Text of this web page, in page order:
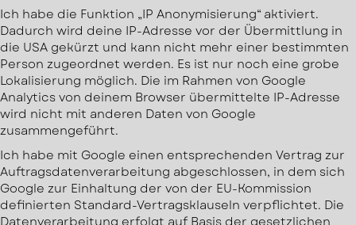
Ich habe die Funktion „IP Anonymisierung“ aktiviert.
Dadurch wird deine IP-Adresse vor der Übermittlung in
die USA gekürzt und kann nicht mehr einer bestimmten
Person zugeordnet werden. Es ist nur noch eine grobe
Lokalisierung möglich. Die im Rahmen von Google
Analytics von deinem Browser übermittelte IP-Adresse
wird nicht mit anderen Daten von Google
zusammengeführt.
Ich habe mit Google einen entsprechenden Vertrag zur
Auftragsdatenverarbeitung abgeschlossen, in dem sich
Google zur Einhaltung der von der EU-Kommission
definierten Standard-Vertragsklauseln verpflichtet. Die